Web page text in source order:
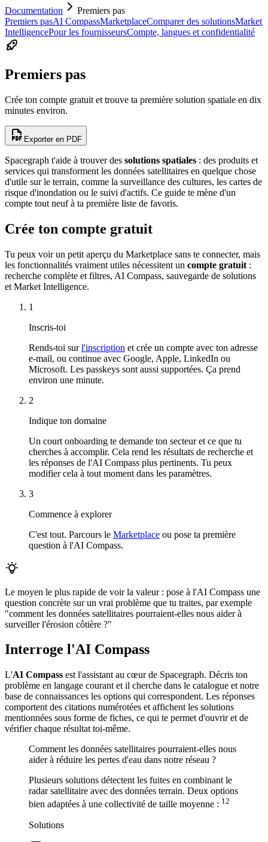
Documentation
Premiers pas
Premiers pasAI CompassMarketplaceComparer des solutionsMarket
IntelligencePour les fournisseursCompte, langues et confidentialité
Premiers pas
Crée ton compte gratuit et trouve ta première solution spatiale en dix
minutes environ.
Exporter en PDF
Spacegraph t'aide à trouver des solutions spatiales : des produits et
services qui transforment les données satellitaires en quelque chose
d'utile sur le terrain, comme la surveillance des cultures, les cartes de
risque d'inondation ou le suivi d'actifs. Ce guide te mène d'un
compte tout neuf à ta première liste de favoris.
Crée ton compte gratuit
Tu peux voir un petit aperçu du Marketplace sans te connecter, mais
les fonctionnalités vraiment utiles nécessitent un compte gratuit :
recherche complète et filtres, AI Compass, sauvegarde de solutions
et Market Intelligence.
1
Inscris-toi
Rends-toi surl'inscription et crée un compte avec ton adresse
e-mail, ou continue avec Google, Apple, LinkedIn ou
Microsoft. Les passkeys sont aussi supportées. Ça prend
environ une minute.
2
Indique ton domaine
Un court onboarding te demande ton secteur et ce que tu
cherches à accomplir. Cela rend les résultats de recherche et
les réponses de l'AI Compass plus pertinents. Tu peux
modifier cela à tout moment dans les paramètres.
3
Commence à explorer
C'est tout. Parcours le Marketplace ou pose ta première
question à l'AI Compass.
Le moyen le plus rapide de voir la valeur : pose à l'AI Compass une
question concrète sur un vrai problème que tu traites, par exemple
"comment les données satellitaires pourraient-elles nous aider à
surveiller l'érosion côtière ?"
Interroge l'AI Compass
L'AI Compass est l'assistant au cœur de Spacegraph. Décris ton
problème en langage courant et il cherche dans le catalogue et notre
base de connaissances les options qui correspondent. Les réponses
comportent des citations numérotées et affichent les solutions
mentionnées sous forme de fiches, ce qui te permet d'ouvrir et de
vérifier chaque résultat toi-même.
Comment les données satellitaires pourraient-elles nous
aider à réduire les pertes d'eau dans notre réseau ?
Plusieurs solutions détectent les fuites en combinant le
radar satellitaire avec des données terrain. Deux options
bien adaptées à une collectivité de taille moyenne : 12
Solutions